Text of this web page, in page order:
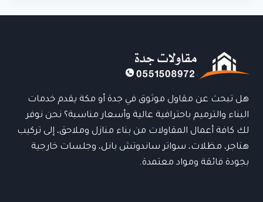
هل تبحث عن مقاول موثوق في جدة أو مكة يقدم خدمات
البناء والترميم باحترافية عالية وأسعار مناسبة؟ نحن نوفر
لك كافة أعمال المقاولات من بناء منازل وملاحق، إلى تركيب
هناجر، مظلات، سواتر ساندوتش بانل، وجلسات خارجية
بجودة فائقة ومواد معتمدة.